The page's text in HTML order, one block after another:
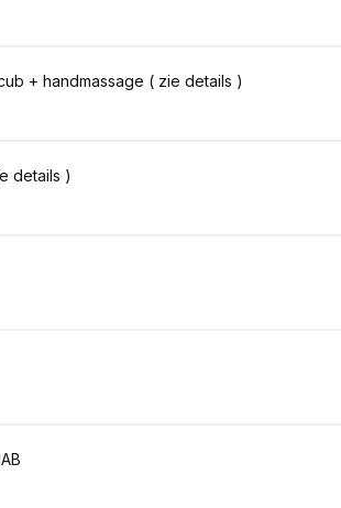
+ handmassage ( zie details )
details )